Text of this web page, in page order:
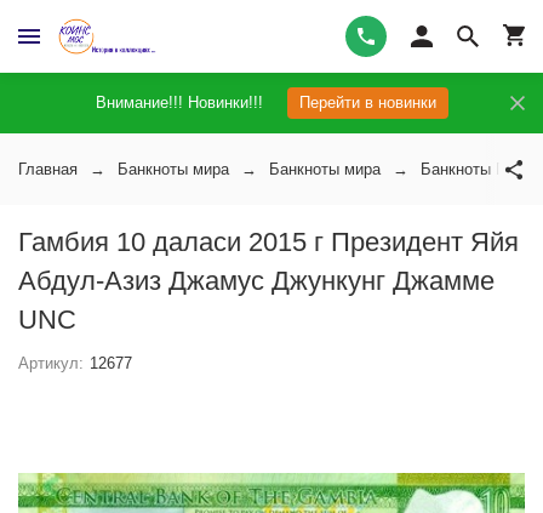
Внимание!!! Новинки!!! Перейти в новинки
Главная Банкноты мира Банкноты мира Банкноты
Гамбия 10 даласи 2015 г Президент Яйя
Абдул-Азиз Джамус Джункунг Джамме
UNC
Артикул: 12677